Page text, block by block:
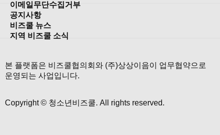
이메일무단수집거부
공지사항
비즈쿨 뉴스
지역 비즈쿨 소식
본 플랫폼은 비즈쿨협의회와 (주)상상이음이 업무협약으로
운영되는 사업입니다.
Copyright © 청소년비즈쿨. All rights reserved.